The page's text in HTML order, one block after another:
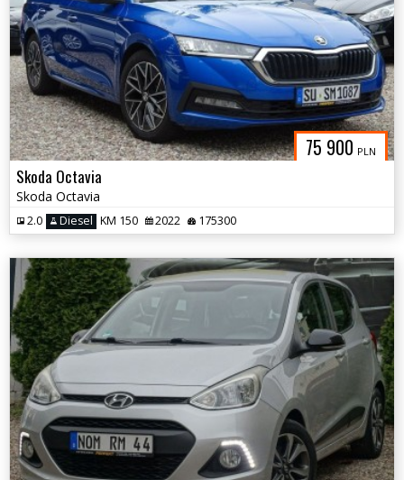
75 900 PLN
Skoda Octavia
Skoda Octavia
2.0 Diesel KM 150 2022 175300